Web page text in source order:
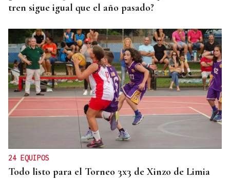
tren sigue igual que el año pasado?
24 EQUIPOS
Todo listo para el Torneo 3x3 de Xinzo de Limia